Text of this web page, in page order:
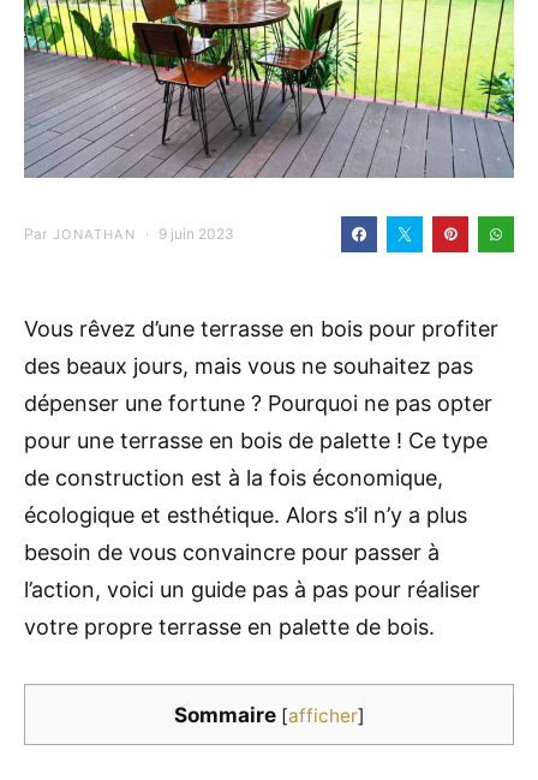
Par JONATHAN 9 juin 2023
Vous rêvez d’une terrasse en bois pour profiter
des beaux jours, mais vous ne souhaitez pas
dépenser une fortune ? Pourquoi ne pas opter
pour une terrasse en bois de palette ! Ce type
de construction est à la fois économique,
écologique et esthétique. Alors s’il n’y a plus
besoin de vous convaincre pour passer à
l’action, voici un guide pas à pas pour réaliser
votre propre terrasse en palette de bois.
Sommaire [afficher]